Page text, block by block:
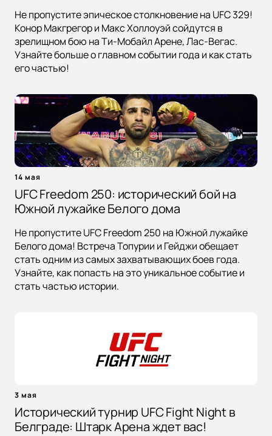
Не пропустите эпическое столкновение на UFC 329!
Конор Макгрегор и Макс Холлоуэй сойдутся в
зрелищном бою на Ти-Мобайл Арене, Лас-Вегас.
Узнайте больше о главном событии года и как стать
его частью!
14 мая
UFC Freedom 250: исторический бой на
Южной лужайке Белого дома
Не пропустите UFC Freedom 250 на Южной лужайке
Белого дома! Встреча Топурии и Гейджи обещает
стать одним из самых захватывающих боев года.
Узнайте, как попасть на это уникальное событие и
стать частью истории.
3 мая
Исторический турнир UFC Fight Night в
Белграде: Штарк Арена ждет вас!